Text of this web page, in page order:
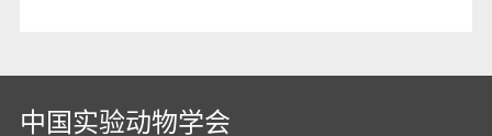
中国实验动物学会